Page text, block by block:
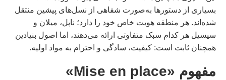
بسیاری از دستورها به‌صورت شفاهی از نسل‌های پیشین منتقل
شده‌اند. هر منطقه هویت خاص خود را دارد؛ ناپل، میلان و
سیسیل هر کدام سبک متفاوتی ارائه می‌دهند، اما اصول بنیادین
همچنان ثابت است: کیفیت، سادگی و احترام به مواد اولیه.
مفهوم «Mise en place»